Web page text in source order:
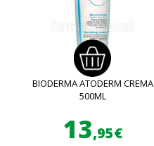
BIODERMA ATODERM CREMA
500ML
13,95€